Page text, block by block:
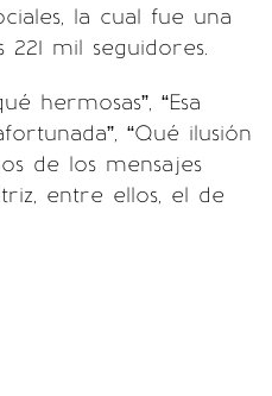
la cual fue una
mil seguidores.
hermosas”, “Esa
“Qué ilusión
de los mensajes
entre ellos, el de